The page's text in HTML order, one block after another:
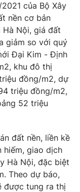
Việt
bằng AI
của Bộ Xây
nền cơ bản
Nội, giá đất
giảm so với quý
Đại Kim - Định
khu đô thị
đồng/m2, dự
triệu đồng/m2,
52 triệu
đất nền, liền kề
hiếm, giao dịch
Hà Nội, đặc biệt
Theo dự báo,
được tung ra thị